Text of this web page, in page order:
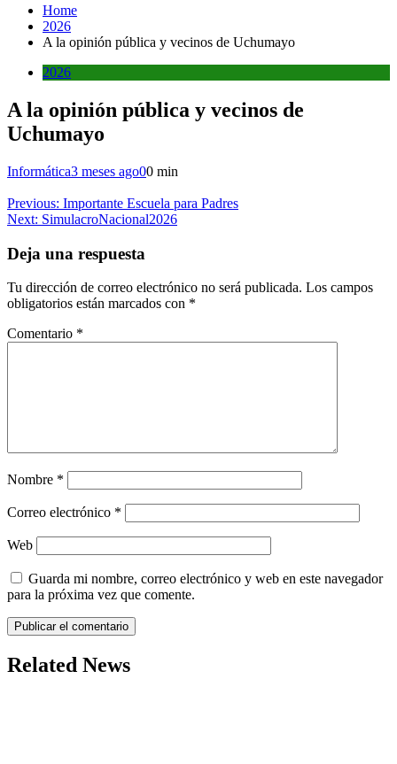
Home
2026
A la opinión pública y vecinos de Uchumayo
2026
A la opinión pública y vecinos de
Uchumayo
Informática3 meses ago00 min
Navegación
de
entradas
Previous: Importante Escuela para Padres
Next: SimulacroNacional2026
Deja una respuesta
Tu dirección de correo electrónico no será publicada. Los campos
obligatorios están marcados con *
Comentario *
Nombre *
Correo electrónico *
Web
Guarda mi nombre, correo electrónico y web en este navegador
para la próxima vez que comente.
Related News